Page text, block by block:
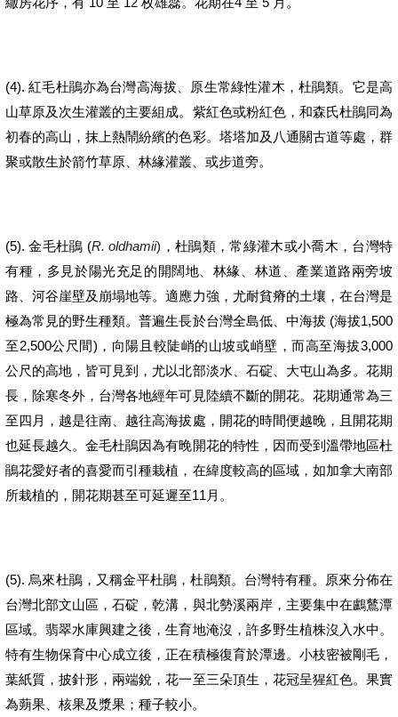
(4).紅毛杜鵑亦為台灣高海拔、原生常綠性灌木， 杜鵑類。它是高
山草原及次生灌叢的主要組成。紫紅色或粉紅色，和森氏杜鵑同為
初春的高山，抹上熱鬧紛繽的色彩。塔塔加及八通關古道等處，群
聚或散生於箭竹草原、林緣灌叢、或步道旁。
(5).金毛杜鵑 (R. oldhamii) ，杜鵑類，常綠灌木或小喬木，台灣特
有種，多見於陽光充足的開闊地、林緣、林道、產業道路兩旁坡
路、河谷崖壁及崩塌地等。適應力強，尤耐貧瘠的土壤，在台灣是
極為常見的野生種類。普遍生長於台灣全島低、中海拔 (海拔1,500
至2,500公尺間) ，向陽且較陡峭的山坡或峭壁，而高至海拔3,000
公尺的高地，皆可見到，尤以北部淡水、石碇、大屯山為多。花期
長，除寒冬外，台灣各地經年可見陸續不斷的開花。花期通常為三
至四月， 越是往南、越往高海拔處，開花的時間便越晚，且開花期
也延長越久 。金毛杜鵑因為有晚開花的特性，因而受到溫帶地區杜
鵑花愛好者的喜愛而引種栽植，在緯度較高的區域，如加拿大南部
所栽植的，開花期甚至可延遲至11 月。
(5). 烏來杜鵑，又稱金平杜鵑，杜鵑類。 台灣特有種。
原來分佈在
台灣北部文山區，石碇，乾溝，與北勢溪兩岸，主要集中在鸕鶿潭
區域。翡翠水庫興建之後，生育地淹沒，許多野生植株沒入水中。
特有生物保育中心成立後，正在積極復育於潭邊。小枝密被剛毛，
葉紙質，披針形，兩端銳，花一至三朵頂生，花冠呈猩紅色。果實
為蒴果、核果及漿果；種子較小。